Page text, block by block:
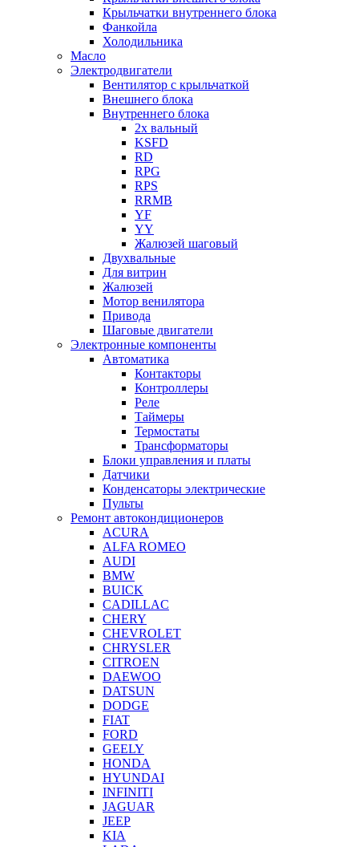
Крыльчатки внутреннего блока
Фанкойла
Холодильника
Масло
Электродвигатели
Вентилятор с крыльчаткой
Внешнего блока
Внутреннего блока
2х вальный
KSFD
RD
RPG
RPS
RRMB
YF
YY
Жалюзей шаговый
Двухвальные
Для витрин
Жалюзей
Мотор венилятора
Привода
Шаговые двигатели
Электронные компоненты
Автоматика
Контакторы
Контроллеры
Реле
Таймеры
Термостаты
Трансформаторы
Блоки управления и платы
Датчики
Конденсаторы электрические
Пульты
Ремонт автокондиционеров
ACURA
ALFA ROMEO
AUDI
BMW
BUICK
CADILLAC
CHERY
CHEVROLET
CHRYSLER
CITROEN
DAEWOO
DATSUN
DODGE
FIAT
FORD
GEELY
HONDA
HYUNDAI
INFINITI
JAGUAR
JEEP
KIA